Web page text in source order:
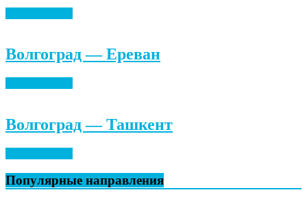
Волгоград — Ереван
Волгоград — Ташкент
Популярные направления